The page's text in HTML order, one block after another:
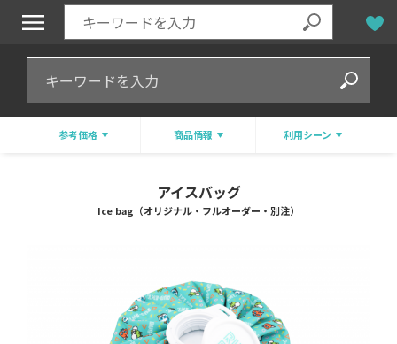
参考価格 商品情報 利用シーン
アイスバッグ
Ice bag（オリジナル・フルオーダー・別注）